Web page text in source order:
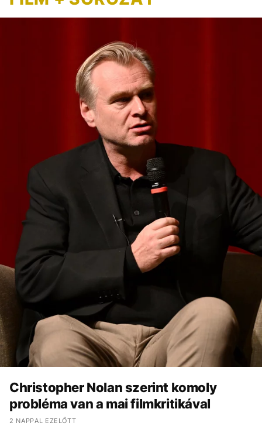
Christopher Nolan szerint komoly
probléma van a mai filmkritikával
2 NAPPAL EZELŐTT